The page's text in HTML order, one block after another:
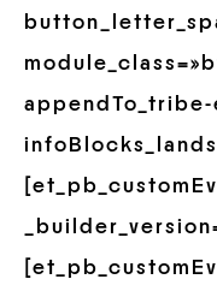
appendTo_tribe-